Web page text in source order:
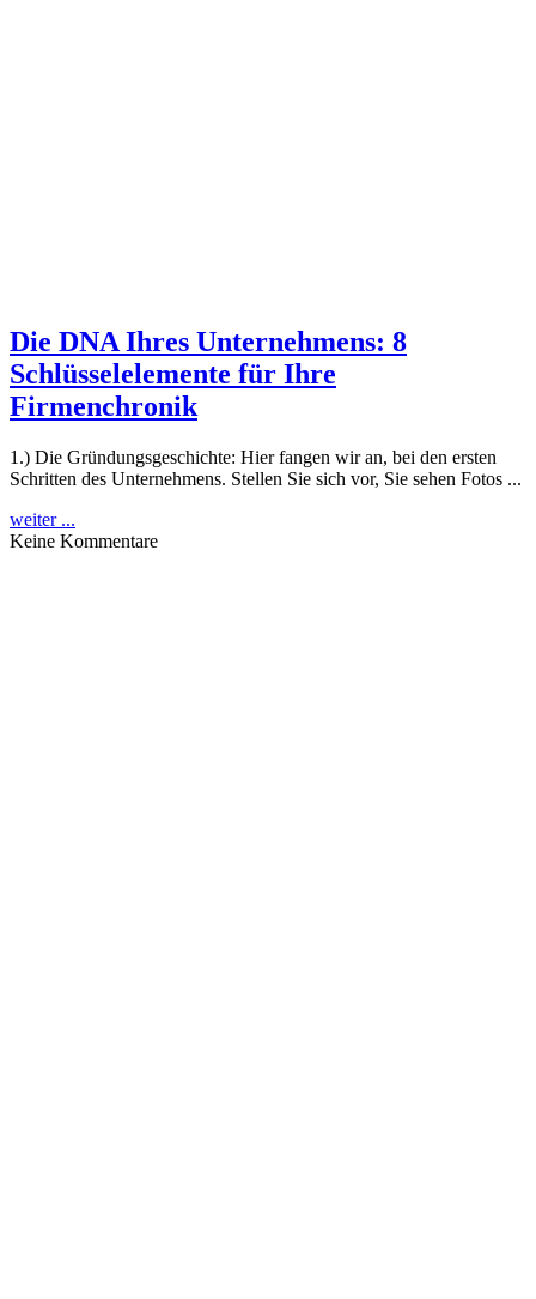
Die DNA Ihres Unternehmens: 8
Schlüsselelemente für Ihre
Firmenchronik
1.) Die Gründungsgeschichte: Hier fangen wir an, bei den ersten
Schritten des Unternehmens. Stellen Sie sich vor, Sie sehen Fotos ...
weiter ...
Keine Kommentare